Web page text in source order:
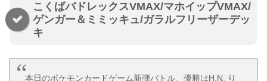
こくばバドレックスVMAX/マホイップVMAX/
ゲンガー＆ミミッキュ/ガラルフリーザーデッ
キ
本日のポケモンカードゲーム新弾バトル、優勝はH.N. り